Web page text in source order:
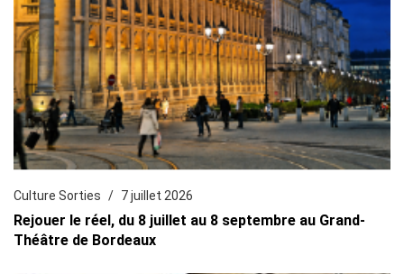
Culture Sorties 7 juillet 2026
Rejouer le réel, du 8 juillet au 8 septembre au Grand-
Théâtre de Bordeaux